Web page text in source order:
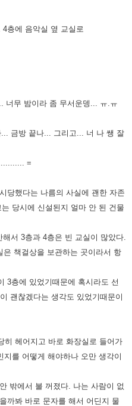
층에 음악실 옆 교실로
너무 밤이라 좀 무서운뎅... ㅠ.ㅠ
금방 끝나... 그리고... 너 나 쌩 잘
=
당했다는 나름의 사실에 괜한 자존
당시에 신설된지 얼마 안 된 건물
해서 3층과 4층은 빈 교실이 많았다.
은 책걸상을 보관하는 곳이라서 항
3층에 있었기때문에 혹시라도 선
괜찮겠다는 생각도 있었기때문이
히 헤어지고 바로 화장실로 들어가
지를 어떻게 해야하나 오만 생각이
밖에서 불 꺼졌다. 나는 사람이 없
까봐 바로 문자를 해서 어딘지 물